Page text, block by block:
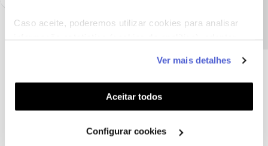
Caso aceite, poderemos utilizar cookies para analisar
funcionalidades (cookies de personalização e
funcionalidade) e adaptar anúncios aos seus interesses
(cookies de publicidade personalizada). Pode gerir a
utilização dos cookies clicando em "Configurar
Ver mais detalhes
Aceitar todos
Configurar cookies